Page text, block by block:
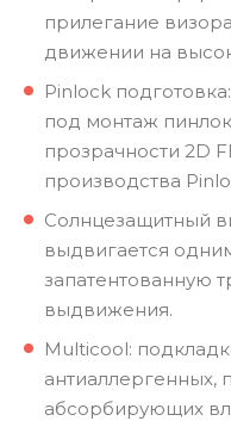
прилегание
движении на
Pinlock
под монтаж
прозрачности 2D
производства
Солнцезащитный
выдвигается
запатентованную
выдвижения.
Multicool:
абсорбирующих